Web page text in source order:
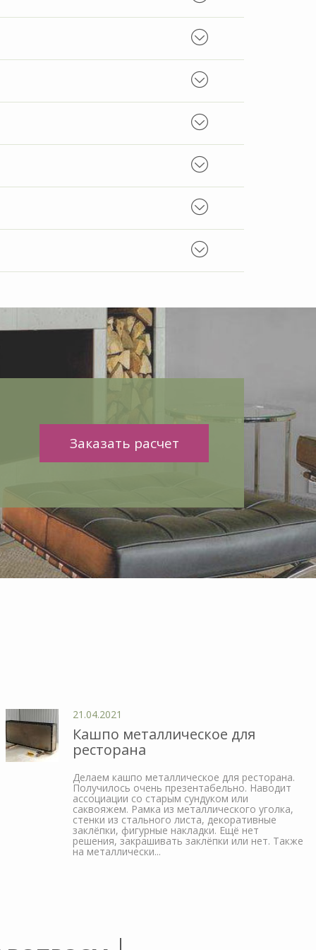
Заказать расчет
21.04.2021
Кашпо металлическое для
ресторана
Делаем кашпо металлическое для ресторана.
Получилось очень презентабельно. Наводит
ассоциации со старым сундуком или
саквояжем. Рамка из металлического уголка,
стенки из стального листа, декоративные
заклёпки, фигурные накладки. Ещё нет
решения, закрашивать заклёпки или нет. Также
на металлически...